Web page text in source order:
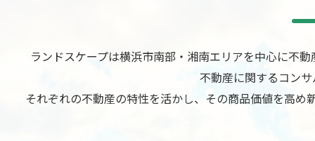
ランドスケープは横浜市南部・湘南エリアを中心に不
不動産に関するコン
それぞれの不動産の特性を活かし、その商品価値を高